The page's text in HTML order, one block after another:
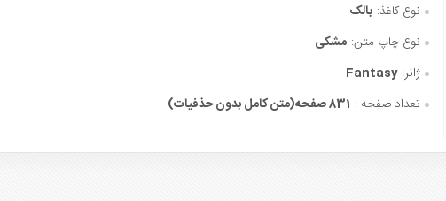
نوع کاغذ: بالک
نوع چاپ متن: مشکی
ژانر: Fantasy
تعداد صفحه : 831 صفحه(متن کامل بدون حذفیات)